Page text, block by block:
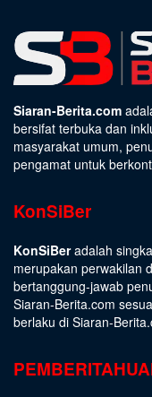
Siaran-Berita.com
bersifat terbuka dan
masyarakat umum,
pengamat untuk
KonSiBer
KonSiBeradalah
merupakan perwakilan
bertanggung-jawab
Siaran-Berita.com
berlaku di Siaran-